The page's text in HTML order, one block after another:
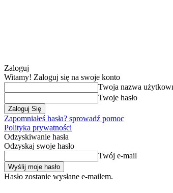
Zaloguj
Witamy! Zaloguj się na swoje konto
Twoja nazwa
Twoje hasło
Zapomniałeś hasła? sprowadź pomoc
Polityka prywatności
Odzyskiwanie hasła
Odzyskaj swoje hasło
Twój e-mail
Hasło zostanie wysłane e-mailem.